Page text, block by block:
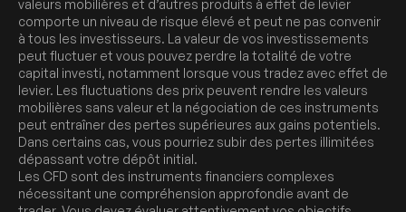
valeurs mobilières et d’autres produits à effet de levier
comporte un niveau de risque élevé et peut ne pas convenir
à tous les investisseurs. La valeur de vos investissements
peut fluctuer et vous pouvez perdre la totalité de votre
capital investi, notamment lorsque vous tradez avec effet de
levier. Les fluctuations des prix peuvent rendre les valeurs
mobilières sans valeur et la négociation de ces instruments
peut entraîner des pertes supérieures aux gains potentiels.
Dans certains cas, vous pourriez subir des pertes illimitées
dépassant votre dépôt initial.
Les CFD sont des instruments financiers complexes
nécessitant une compréhension approfondie avant de